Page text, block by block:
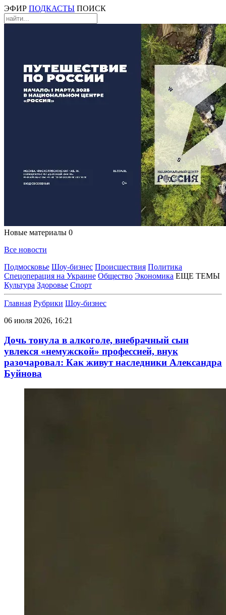
ЭФИР ПОДКАСТЫ ПОИСК
Новые материалы 0
Все новости
Подмосковье Шоу-бизнес Происшествия Политика
Спецоперация на Украине Общество Экономика ЕЩЕ ТЕМЫ
Культура Здоровье Спорт
Главная Рубрики Шоу-бизнес
06 июля 2026, 16:21
Дочь тонула в алкоголе, внебрачный сын
увлекся «немужской» профессией, внук
разочаровал: Как живут наследники Александра
Буйнова